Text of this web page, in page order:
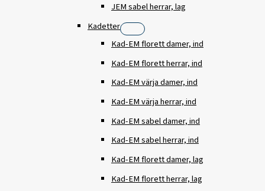
JEM sabel herrar, lag
Kadetter
Kad-EM florett damer, ind
Kad-EM florett herrar, ind
Kad-EM värja damer, ind
Kad-EM värja herrar, ind
Kad-EM sabel damer, ind
Kad-EM sabel herrar, ind
Kad-EM florett damer, lag
Kad-EM florett herrar, lag